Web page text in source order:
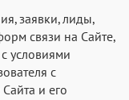
заявки, лиды,
связи на Сайте,
условиями
с
и его